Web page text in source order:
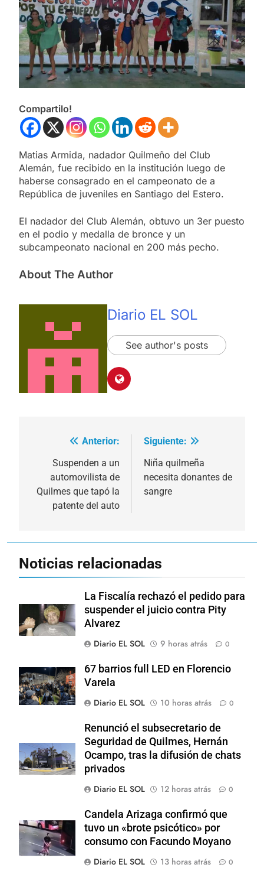
Compartilo!
Matias Armida, nadador Quilmeño del Club
Alemán, fue recibido en la institución luego de
haberse consagrado en el campeonato de a
República de juveniles en Santiago del Estero.
El nadador del Club Alemán, obtuvo un 3er puesto
en el podio y medalla de bronce y un
subcampeonato nacional en 200 más pecho.
About The Author
Diario EL SOL
See author's posts
Navegación
entradas
Anterior:
Suspenden a un
automovilista de
Quilmes que tapó la
patente del auto
Siguiente:
Niña quilmeña
necesita donantes de
sangre
Noticias relacionadas
La Fiscalía rechazó el pedido para
suspender el juicio contra Pity
Alvarez
Diario EL SOL
9 horas atrás 0
67 barrios full LED en Florencio
Varela
Diario EL SOL
10 horas atrás 0
Renunció el subsecretario de
Seguridad de Quilmes, Hernán
Ocampo, tras la difusión de chats
privados
Diario EL SOL
12 horas atrás 0
Candela Arizaga confirmó que
tuvo un «brote psicótico» por
consumo con Facundo Moyano
Diario EL SOL
13 horas atrás 0